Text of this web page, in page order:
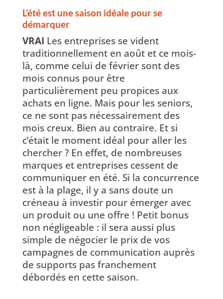
L’été est une saison idéale pour se
démarquer
VRAI Les entreprises se vident
traditionnellement en août et ce mois-
là, comme celui de février sont des
mois connus pour être
particulièrement peu propices aux
achats en ligne. Mais pour les seniors,
ce ne sont pas nécessairement des
mois creux. Bien au contraire. Et si
c’était le moment idéal pour aller les
chercher ? En effet, de nombreuses
marques et entreprises cessent de
communiquer en été. Si la concurrence
est à la plage, il y a sans doute un
créneau à investir pour émerger avec
un produit ou une offre ! Petit bonus
non négligeable : il sera aussi plus
simple de négocier le prix de vos
campagnes de communication auprès
de supports pas franchement
débordés en cette saison.